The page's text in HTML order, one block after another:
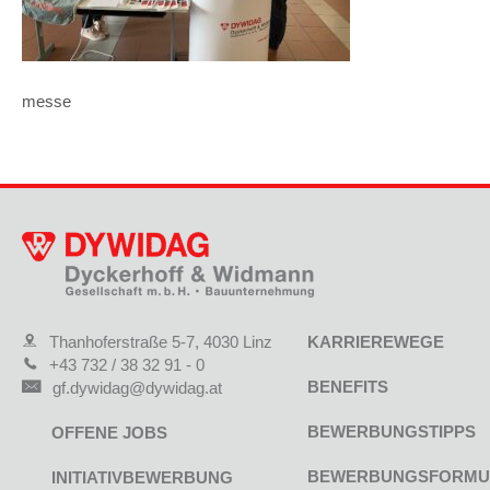
messe
Thanhoferstraße 5-7, 4030 Linz
+43 732 / 38 32 91 - 0
gf.dywidag@dywidag.at
OFFENE JOBS
INITIATIVBEWERBUNG
KARRIEREWEGE
BENEFITS
BEWERBUNGSTIPPS